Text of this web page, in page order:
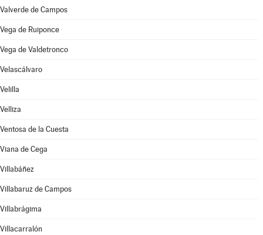
Valverde de Campos
Vega de Ruiponce
Vega de Valdetronco
Velascálvaro
Velilla
Velliza
Ventosa de la Cuesta
Viana de Cega
Villabáñez
Villabaruz de Campos
Villabrágima
Villacarralón